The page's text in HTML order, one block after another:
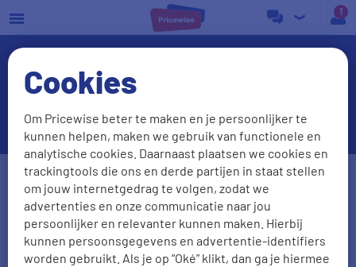
Cookies
Om Pricewise beter te maken en je persoonlijker te
kunnen helpen, maken we gebruik van functionele en
analytische cookies. Daarnaast plaatsen we cookies en
trackingtools die ons en derde partijen in staat stellen
om jouw internetgedrag te volgen, zodat we
advertenties en onze communicatie naar jou
persoonlijker en relevanter kunnen maken. Hierbij
kunnen persoonsgegevens en advertentie-identifiers
worden gebruikt. Als je op “Oké” klikt, dan ga je hiermee
a
Wat is het Contract Einde
Register (CER)?
Postcode Huisnr. + Toev.
Huidige leverancier